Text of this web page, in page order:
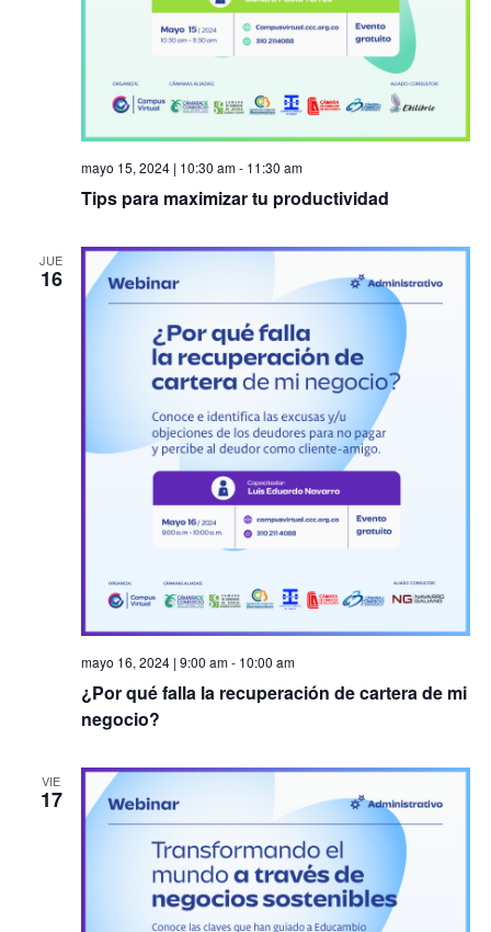
mayo 15, 2024 | 10:30 am- 11:30 am
Tips para maximizar tu productividad
JUE
16
mayo 16, 2024 | 9:00 am- 10:00 am
¿Por qué falla la recuperación de cartera de mi
negocio?
VIE
17